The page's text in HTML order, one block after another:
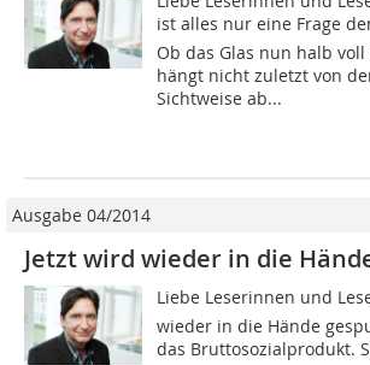
ist alles nur eine Frage
Ob das Glas nun halb
hängt nicht zuletzt von
Sichtweise ab...
Ausgabe 04/2014
Jetzt wird wieder in die
Liebe Leserinnen und
wieder in die Hände
das Bruttosozialprodukt.